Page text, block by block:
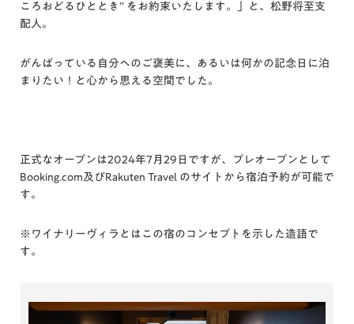
ころおどるひととき” をお約束いたします。」と、松野将至支
配人。
がんばっている自分へのご褒美に、あるいは何かの記念日に泊
まりたい！と心から思える空間でした。
正式なオープンは2024年7月29日ですが、プレオープンとして
Booking.com及びRakuten Travel のサイトから宿泊予約が可能で
す。
※ワイナリーヴィラとはこの宿のコンセプトを示した造語で
す。